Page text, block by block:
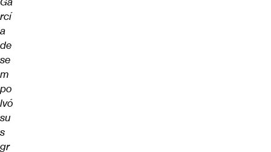
rcí
a
de
se
m
po
lvó
su
s
gr